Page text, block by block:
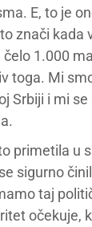
E, to je
znači kada
1.000
toga. Mi
Srbiji i mi
primetila u
sigurno
taj
očekuje,